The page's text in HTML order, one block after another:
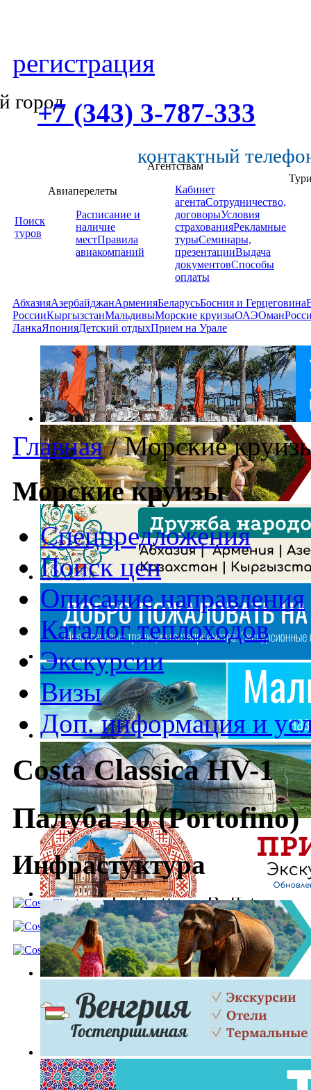
регистрация
город
+7 (343) 3-787-333
контактный
Поиск
туров
Авиаперелеты
Расписание и
наличие
местПравила
авиакомпаний
Агентствам
Кабинет
агентаСотрудничество,
договорыУсловия
страхованияРекламные
турыСеминары,
презентацииВыдача
документовСпособы
оплаты
АбхазияАзербайджанАрменияБеларусьБосния и Герцеговина
РоссииКыргызстанМальдивыМорские круизыОАЭОман
ЛанкаЯпонияДетский отдыхПрием на Урале
Главная /Морские
Морские круизы
Спецпредложения
Поиск цен
Описание направления
Каталог теплоходов
Экскурсии
Визы
Доп. информация и
Costa Classica HV-1
Палуба 10 (Portofino)
Инфрастуктура
La Trattoria Buffet
Alfresco Cafe
Teen's Zone
Палуба 10 (Portofino)
Описание:Сьюты с
47 кв.м порадуют своих
панорамными окнами со